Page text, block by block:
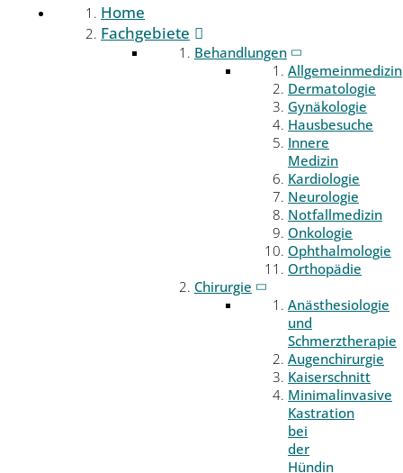
Home
Fachgebiete
Behandlungen
Allgemeinmedizin
Dermatologie
Gynäkologie
Hausbesuche
Innere
Medizin
Kardiologie
Neurologie
Notfallmedizin
Onkologie
Ophthalmologie
Orthopädie
Chirurgie
Anästhesiologie
und
Schmerztherapie
Augenchirurgie
Kaiserschnitt
Minimalinvasive
Kastration
bei
der
Hündin